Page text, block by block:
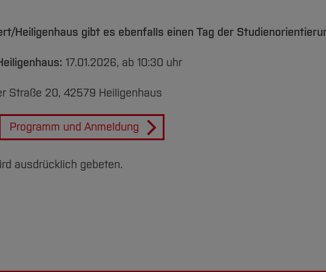
Heiligenhaus gibt es ebenfalls einen Tag der
17.01.2026, ab 10:30 uhr
Straße 20, 42579 Heiligenhaus
Programm und Anmeldung
ausdrücklich gebeten.